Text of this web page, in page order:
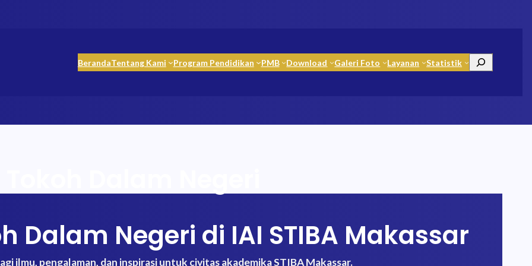
BerandaTentang Kami Program Pendidikan PMB Download Galeri Foto Layanan Statistik Search
Dalam Negeri di IAI STIBA Makassar
ilmu, pengalaman, dan inspirasi untuk civitas akademika STIBA Makassar.